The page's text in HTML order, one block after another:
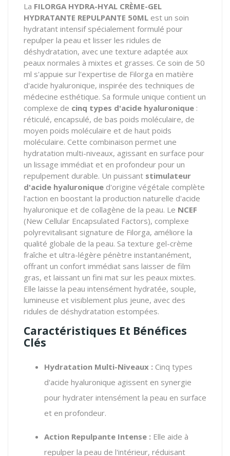
La FILORGA HYDRA-HYAL CRÈME-GEL
HYDRATANTE REPULPANTE 50ML est un soin
hydratant intensif spécialement formulé pour
repulper la peau et lisser les ridules de
déshydratation, avec une texture adaptée aux
peaux normales à mixtes et grasses. Ce soin de 50
ml s'appuie sur l'expertise de Filorga en matière
d'acide hyaluronique, inspirée des techniques de
médecine esthétique. Sa formule unique contient un
complexe de cinq types d'acide hyaluronique :
réticulé, encapsulé, de bas poids moléculaire, de
moyen poids moléculaire et de haut poids
moléculaire. Cette combinaison permet une
hydratation multi-niveaux, agissant en surface pour
un lissage immédiat et en profondeur pour un
repulpement durable. Un puissant stimulateur
d'acide hyaluronique d'origine végétale complète
l'action en boostant la production naturelle d'acide
hyaluronique et de collagène de la peau. Le NCEF
(New Cellular Encapsulated Factors), complexe
polyrevitalisant signature de Filorga, améliore la
qualité globale de la peau. Sa texture gel-crème
fraîche et ultra-légère pénètre instantanément,
offrant un confort immédiat sans laisser de film
gras, et laissant un fini mat sur les peaux mixtes.
Elle laisse la peau intensément hydratée, souple,
lumineuse et visiblement plus jeune, avec des
ridules de déshydratation estompées.
Caractéristiques Et Bénéfices
Clés
Hydratation Multi-Niveaux : Cinq types
d'acide hyaluronique agissent en synergie
pour hydrater intensément la peau en surface
et en profondeur.
Action Repulpante Intense : Elle aide à
repulper la peau de l'intérieur, réduisant